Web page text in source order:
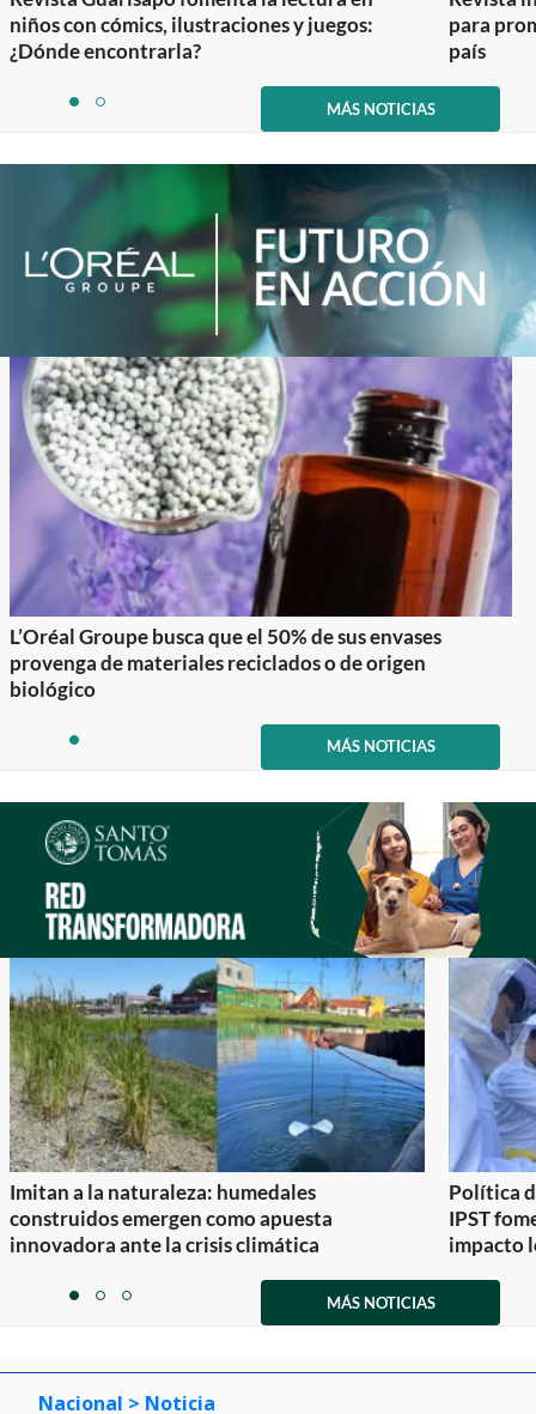
niños con cómics, ilustraciones y juegos:
¿Dónde encontrarla?
para
país
itemitem
2
MÁS NOTICIAS
L’Oréal Groupe busca que el 50% de sus envases
provenga de materiales reciclados o de origen
biológico
item
1
MÁS NOTICIAS
Imitan a la naturaleza: humedales
construidos emergen como apuesta
innovadora ante la crisis climática
Política
IPST
impacto
itemitemitem
MÁS NOTICIAS
Nacional > Noticia